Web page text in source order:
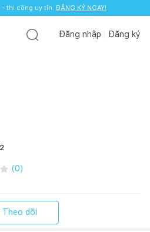
thi công uy tín. ĐĂNG KÝ NGAY!
Đăng nhập Đăng ký
2
(0)
Theo dõi